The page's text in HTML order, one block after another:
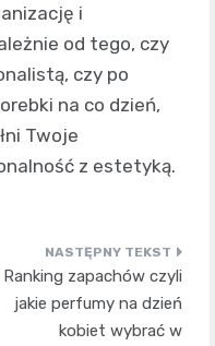
i
od tego, czy
czy po
na co dzień,
Twoje
z estetyką.
Ranking zapachów czyli
jakie perfumy na dzień
kobiet wybrać w